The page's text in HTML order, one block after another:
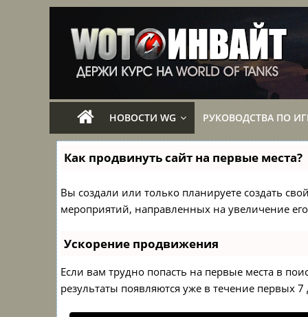
НОВОСТИ WG РУКОВОДСТВА ПО
Как продвинуть сайт на первые места?
Вы создали или только планируете создать
мероприятий, направленных на увеличение
Ускорение продвижения
Если вам трудно попасть на первые места в
результаты появляются уже в течение первых